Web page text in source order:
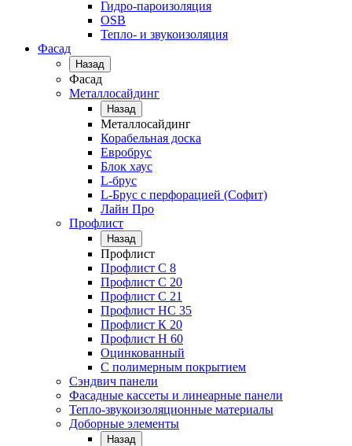
Гидро-пароизоляция
OSB
Тепло- и звукоизоляция
Фасад
Назад
Фасад
Металлосайдинг
Назад
Металлосайдинг
Корабельная доска
Евробрус
Блок хаус
L-брус
L-Брус с перфорацией (Софит)
Лайн Про
Профлист
Назад
Профлист
Профлист С 8
Профлист С 20
Профлист C 21
Профлист НС 35
Профлист К 20
Профлист Н 60
Оцинкованный
С полимерным покрытием
Сэндвич панели
Фасадные кассеты и линеарные панели
Тепло-звукоизоляционные материалы
Доборные элементы
Назад